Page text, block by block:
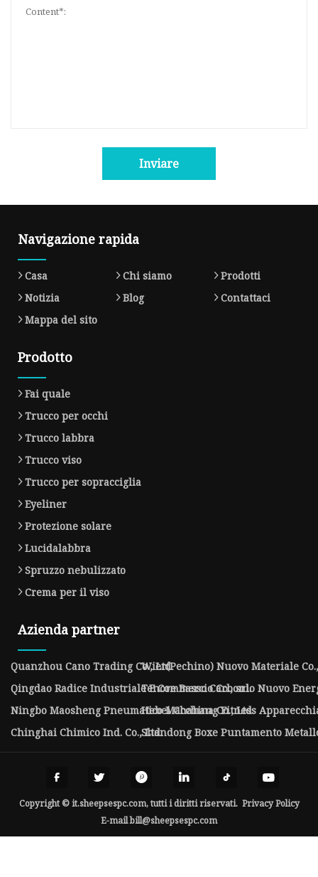
Inviare
Navigazione rapida
Casa Chi siamo
Prodotti
Notizia
Blog
Contattaci
Mappa del sito
Prodotto
Fai quale
Trucco per occhi
Trucco labbra
Trucco viso
Trucco per sopracciglia
Eyeliner
Protezione solare
Lucidalabbra
Spruzzo nebulizzato
Crema per il viso
Azienda partner
Quanzhou Cano Trading Co., LtdWier(Pechino) Nuovo Materiale
Qingdao Radice Industriale E Commercio Co., srl.
Tenore Basso Carbonio Nuovo
Ningbo Maosheng Pneumatico Macchina Co., Ltd
Hebei Chahang Fitness
Chinghai Chimico Ind. Co., Ltd.Shandong Boxe Puntamento
Copyright © it.sheepsespc.com, tutti i diritti riservati. Privacy Policy
E-mailbill@sheepsespc.com